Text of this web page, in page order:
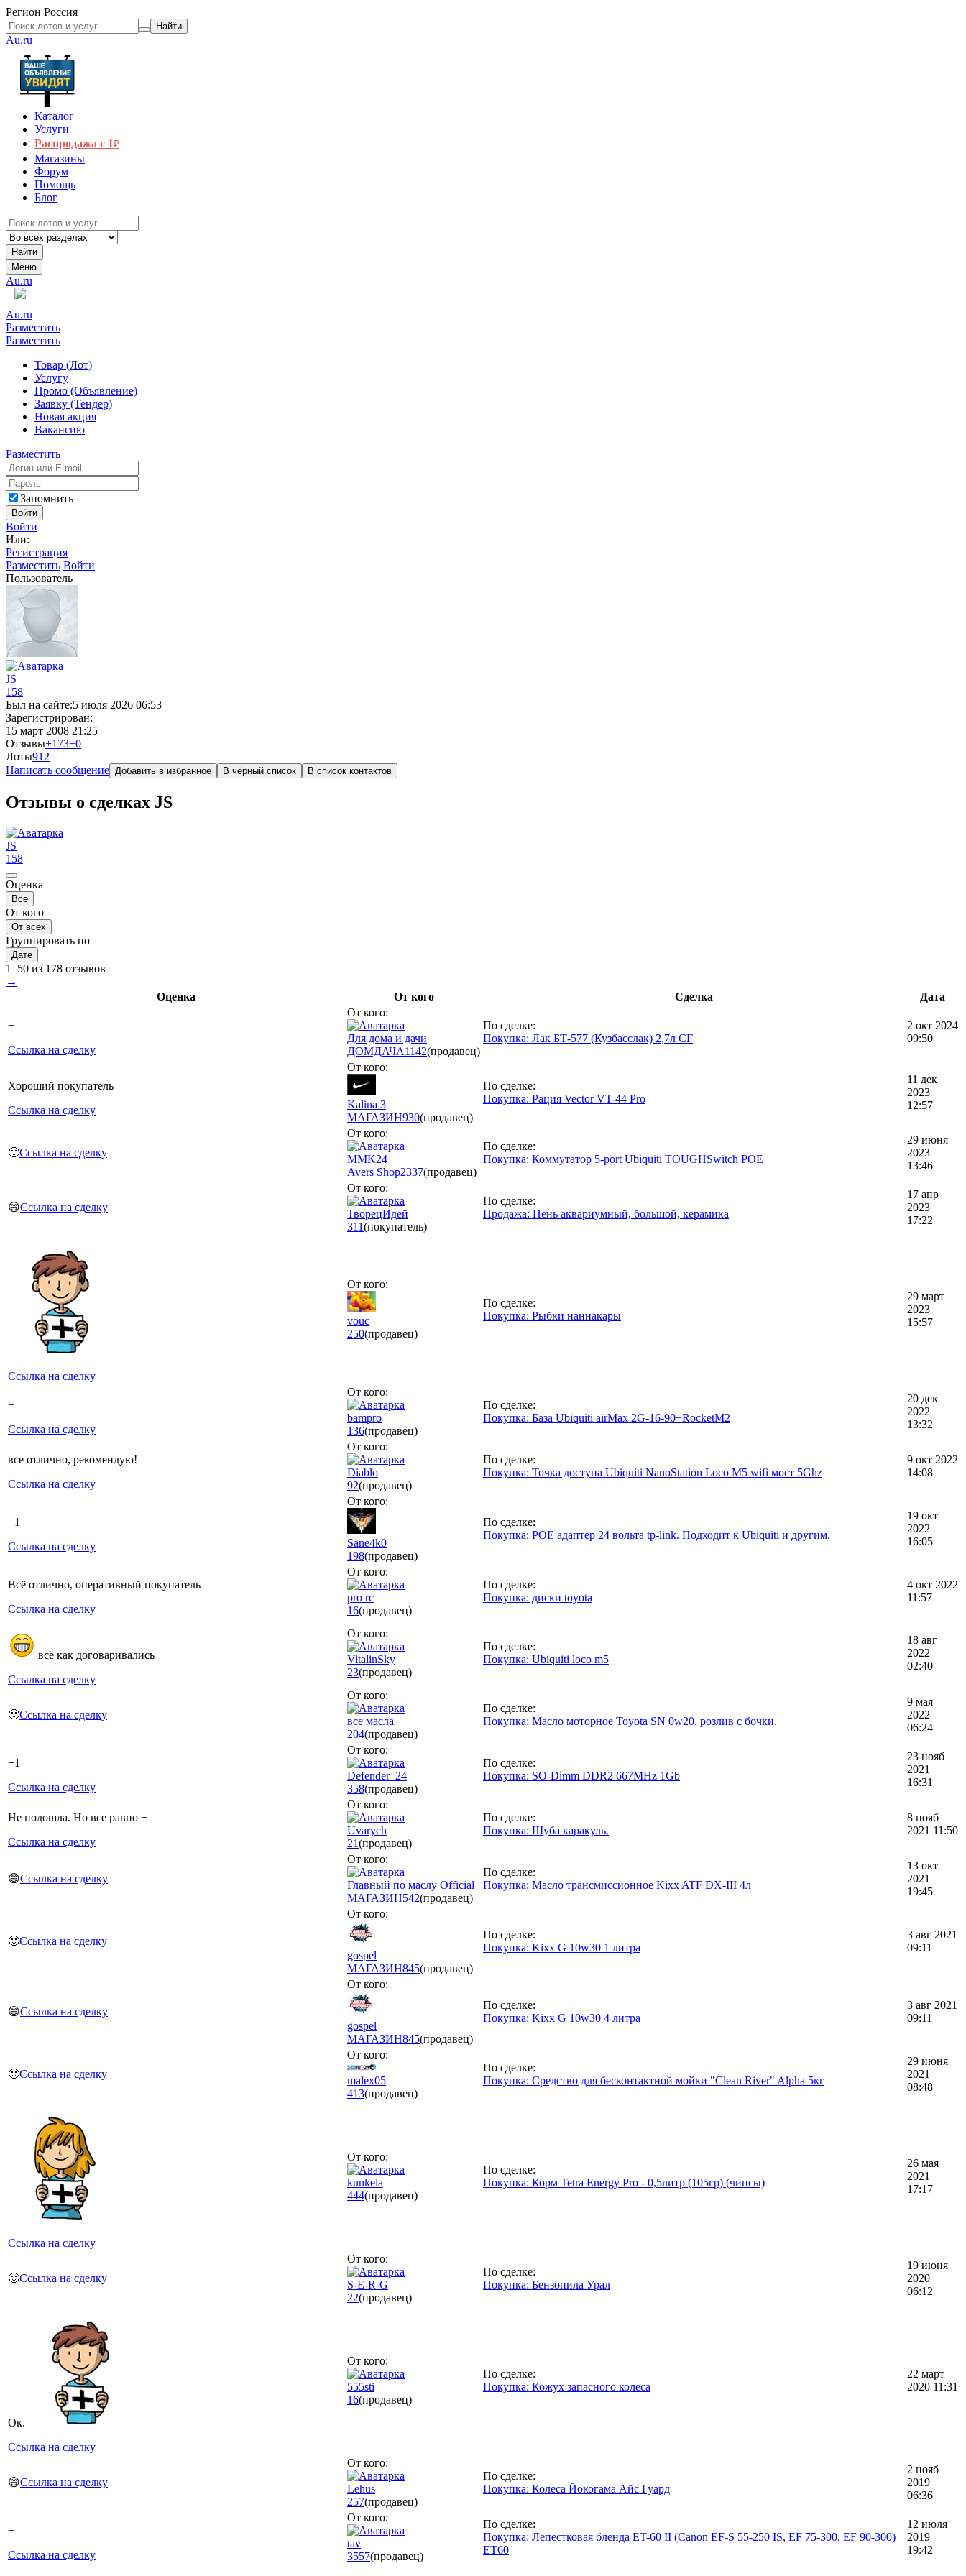
Регион Россия
Найти
Au.ru
Каталог
Услуги
Распродажа с 1₽
Магазины
Форум
Помощь
Блог
Найти
Меню
Au.ru
Au.ru
Разместить
Разместить
Товар (Лот)
Услугу
Промо (Объявление)
Заявку (Тендер)
Новая акция
Вакансию
Разместить
Запомнить
Войти
Войти
Или:
Регистрация
Разместить Войти
Пользователь
JS
158
Был на сайте:5 июля 2026 06:53
Зарегистрирован:
15 март 2008 21:25
Отзывы+173−0
Лоты912
Написать сообщение Добавить в избранное В чёрный список В список контактов
Отзывы о сделках JS
JS
158
Оценка
Все
От кого
От всех
Группировать по
Дате
1–50 из 178 отзывов
→
Оценка
От кого Сделка Дата
+
Ссылка на сделку
От кого:
Для дома и дачи
ДОМДАЧА1142(продавец)
По сделке:
Покупка: Лак БТ-577 (Кузбасслак) 2,7л СГ
2 окт 2024
09:50
Хороший покупатель
Ссылка на сделку
От кого:
Kalina 3
МАГАЗИН930(продавец)
По сделке:
Покупка: Рация Vector VT-44 Pro
11 дек
2023
12:57
🙂Ссылка на сделку
От кого:
MMK24
Avers Shop2337(продавец)
По сделке:
Покупка: Коммутатор 5-port Ubiquiti TOUGHSwitch POE
29 июня
2023
13:46
😄Ссылка на сделку
От кого:
ТворецИдей
311(покупатель)
По сделке:
Продажа: Пень аквариумный, большой, керамика
17 апр
2023
17:22
Ссылка на сделку
От кого:
vouc
250(продавец)
По сделке:
Покупка: Рыбки наннакары
29 март
2023
15:57
+
Ссылка на сделку
От кого:
bampro
136(продавец)
По сделке:
Покупка: База Ubiquiti airMax 2G-16-90+RocketM2
20 дек
2022
13:32
все отлично, рекомендую!
Ссылка на сделку
От кого:
Diablo
92(продавец)
По сделке:
Покупка: Точка доступа Ubiquiti NanoStation Loco M5 wifi мост 5Ghz
9 окт 2022
14:08
+1
Ссылка на сделку
От кого:
Sane4k0
198(продавец)
По сделке:
Покупка: POE адаптер 24 вольта tp-link. Подходит к Ubiquiti и другим.
19 окт
2022
16:05
Всё отлично, оперативный покупатель
Ссылка на сделку
От кого:
pro rc
16(продавец)
По сделке:
Покупка: диски toyota
4 окт 2022
11:57
всё как договаривались
Ссылка на сделку
От кого:
VitalinSky
23(продавец)
По сделке:
Покупка: Ubiquiti loco m5
18 авг
2022
02:40
🙂Ссылка на сделку
От кого:
все масла
204(продавец)
По сделке:
Покупка: Масло моторное Toyota SN 0w20, розлив с бочки.
9 мая
2022
06:24
+1
Ссылка на сделку
От кого:
Defender_24
358(продавец)
По сделке:
Покупка: SO-Dimm DDR2 667MHz 1Gb
23 нояб
2021
16:31
Не подошла. Но все равно +
Ссылка на сделку
От кого:
Uvarych
21(продавец)
По сделке:
Покупка: Шуба каракуль.
8 нояб
2021 11:50
😄Ссылка на сделку
От кого:
Главный по маслу Official
МАГАЗИН542(продавец)
По сделке:
Покупка: Масло трансмиссионное Kixx ATF DX-III 4л
13 окт
2021
19:45
🙂Ссылка на сделку
От кого:
gospel
МАГАЗИН845(продавец)
По сделке:
Покупка: Kixx G 10w30 1 литра
3 авг 2021
09:11
😄Ссылка на сделку
От кого:
gospel
МАГАЗИН845(продавец)
По сделке:
Покупка: Kixx G 10w30 4 литра
3 авг 2021
09:11
🙂Ссылка на сделку
От кого:
malex05
413(продавец)
По сделке:
Покупка: Средство для бесконтактной мойки "Clean River" Alpha 5кг
29 июня
2021
08:48
Ссылка на сделку
От кого:
kunkela
444(продавец)
По сделке:
Покупка: Корм Tetra Energy Pro - 0,5литр (105гр) (чипсы)
26 мая
2021
17:17
🙂Ссылка на сделку
От кого:
S-E-R-G
22(продавец)
По сделке:
Покупка: Бензопила Урал
19 июня
2020
06:12
Ок.
Ссылка на сделку
От кого:
555sti
16(продавец)
По сделке:
Покупка: Кожух запасного колеса
22 март
2020 11:31
😄Ссылка на сделку
От кого:
Lehus
257(продавец)
По сделке:
Покупка: Колеса Йокогама Айс Гуард
2 нояб
2019
06:36
+
Ссылка на сделку
От кого:
tav
3557(продавец)
По сделке:
Покупка: Лепестковая бленда ET-60 II (Canon EF-S 55-250 IS, EF 75-300, EF 90-300)
ET60
12 июля
2019
19:42